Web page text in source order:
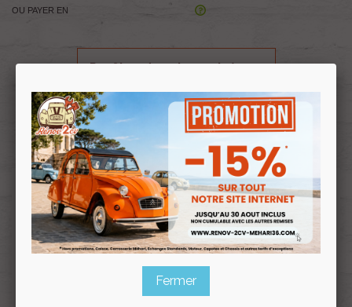
OU PAYER EN
Profitez de prix remisés
Souscrire
au clubRenov 2cv
Capote 2cv longue petit grain brun grenat fermeture
ext.
Veuillez, avant validation de votre commande, bien
vérifier la couleur ainsi que votre mode de
fermeture/ouverture.
Cet article étant un article fragile, il ne sera ni repris ni
Fermer